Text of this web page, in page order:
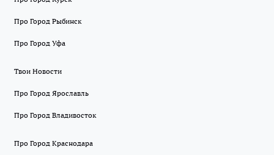
Про Город Рыбинск
Про Город Уфа
Твои Новости
Про Город Ярославль
Про Город Владивосток
Про Город Краснодара